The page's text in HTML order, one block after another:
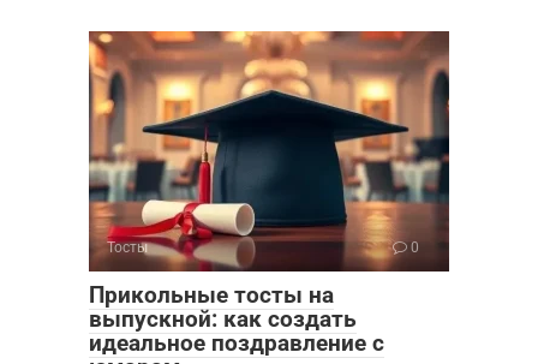
Тосты 0
Прикольные тосты на
выпускной: как создать
идеальное поздравление с